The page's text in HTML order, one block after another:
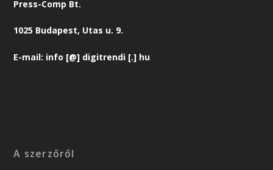
Press-Comp Bt.
1025 Budapest, Utas u. 9.
E-mail: info [@] digitrendi [.] hu
A szerzőről